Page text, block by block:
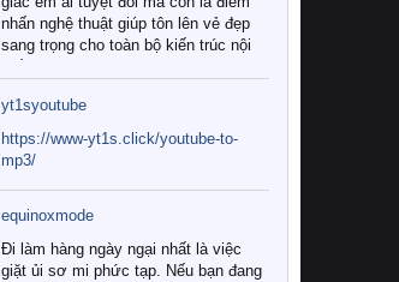
nhấn nghệ thuật giúp tôn lên vẻ đẹp
sang trọng cho toàn bộ kiến trúc nội
Tuy nhiên, giữa thị trường đa dạng
với vô vàn thương hiệu và mẫu mã
như hiện nay, làm thế nào để chọn
được những bộ chăn ga gối đệm cao
cấp thực sự chất lượng, phù hợp với
khí hậu và nhu cầu sử dụng của gia
đình? Hãy cùng chúng tôi đi tìm lời
giải đáp chi tiết qua bài viết dưới đây.
yt1syoutube
https://www-yt1s.click/youtube-to-
mp3/
equinoxmode
Đi làm hàng ngày ngại nhất là việc
giặt ủi sơ mi phức tạp. Nếu bạn đang